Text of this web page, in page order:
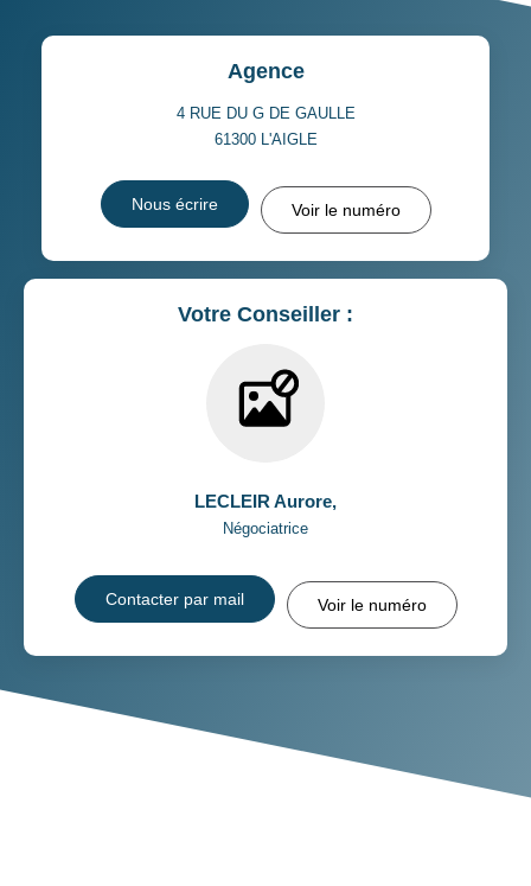
Agence
4 RUE DU G DE GAULLE
61300 L'AIGLE
Nous écrire Voir le numéro
Votre Conseiller :
LECLEIR Aurore,
Négociatrice
Contacter par mail Voir le numéro